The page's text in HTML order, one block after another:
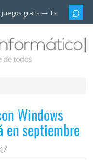
juegos gratis Tarjetas
Windows
en septiembre